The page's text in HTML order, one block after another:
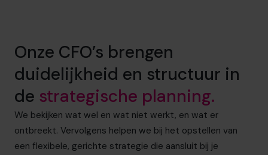
Onze CFO’s brengen
duidelijkheid en structuur in
de strategische planning.
We bekijken wat wel en wat niet werkt, en wat er
ontbreekt. Vervolgens helpen we bij het opstellen van
een flexibele, gerichte strategie die aansluit bij je